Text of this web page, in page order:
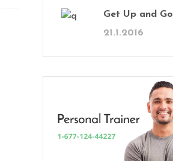
Get Up and Go
21.1.2016